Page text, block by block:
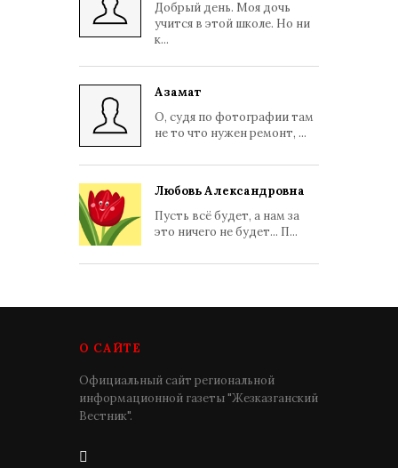
Добрый день. Моя дочь
учится в этой школе. Но ни
к...
Азамат
О, судя по фотографии там
не то что нужен ремонт, ...
Любовь Александровна
Пусть всё будет, а нам за
это ничего не будет... П...
О САЙТЕ
Официальный сайт региональной
информационной газеты "Жезказганский
Вестник".